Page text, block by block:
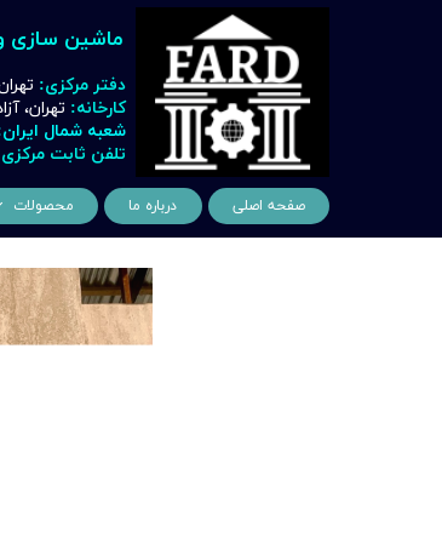
دفتر مرکزی:
کارخانه: تهران،
شعبه شمال
تلفن ثابت
ماشین سازی
صفحه اصلی درباره ما محصولات
ماشین آلات
ماشین